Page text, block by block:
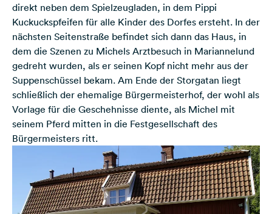
direkt neben dem Spielzeugladen, in dem Pippi
Kuckuckspfeifen für alle Kinder des Dorfes ersteht. In der
nächsten Seitenstraße befindet sich dann das Haus, in
dem die Szenen zu Michels Arztbesuch in Mariannelund
gedreht wurden, als er seinen Kopf nicht mehr aus der
Suppenschüssel bekam. Am Ende der Storgatan liegt
schließlich der ehemalige Bürgermeisterhof, der wohl als
Vorlage für die Geschehnisse diente, als Michel mit
seinem Pferd mitten in die Festgesellschaft des
Bürgermeisters ritt.